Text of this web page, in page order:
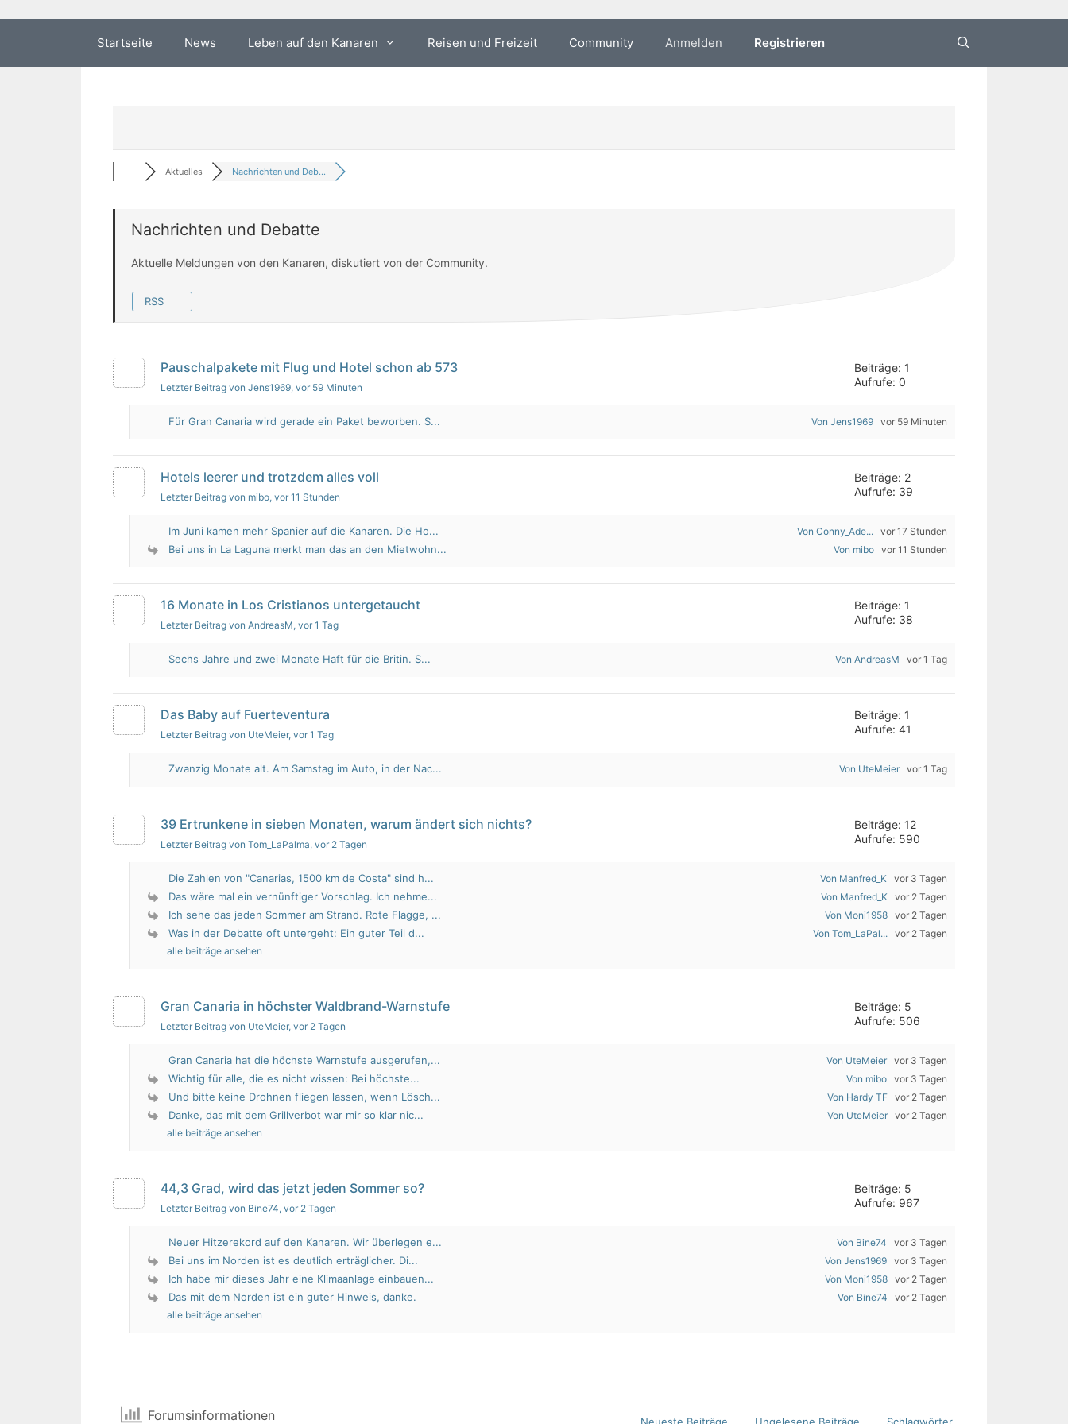
Startseite News Leben auf den Kanaren Reisen und Freizeit Community Anmelden Registrieren
Aktuelles Nachrichten und Deb...
Nachrichten und Debatte
Aktuelle Meldungen von den Kanaren, diskutiert von der Community.
RSS
Pauschalpakete mit Flug und Hotel schon ab 573
Letzter Beitrag von Jens1969, vor 59 Minuten
Beiträge: 1
Aufrufe: 0
Für Gran Canaria wird gerade ein Paket beworben. S... Von Jens1969 vor 59 Minuten
Hotels leerer und trotzdem alles voll
Letzter Beitrag von mibo, vor 11 Stunden
Beiträge: 2
Aufrufe: 39
Im Juni kamen mehr Spanier auf die Kanaren. Die Ho... Von Conny_Ade... vor 17 Stunden
Bei uns in La Laguna merkt man das an den Mietwohn... Von mibo vor 11 Stunden
16 Monate in Los Cristianos untergetaucht
Letzter Beitrag von AndreasM, vor 1 Tag
Beiträge: 1
Aufrufe: 38
Sechs Jahre und zwei Monate Haft für die Britin. S... Von AndreasM vor 1 Tag
Das Baby auf Fuerteventura
Letzter Beitrag von UteMeier, vor 1 Tag
Beiträge: 1
Aufrufe: 41
Zwanzig Monate alt. Am Samstag im Auto, in der Nac... Von UteMeier vor 1 Tag
39 Ertrunkene in sieben Monaten, warum ändert sich nichts?
Letzter Beitrag von Tom_LaPalma, vor 2 Tagen
Beiträge: 12
Aufrufe: 590
Die Zahlen von "Canarias, 1500 km de Costa" sind h... Von Manfred_K vor 3 Tagen
Das wäre mal ein vernünftiger Vorschlag. Ich nehme... Von Manfred_K vor 2 Tagen
Ich sehe das jeden Sommer am Strand. Rote Flagge, ... Von Moni1958 vor 2 Tagen
Was in der Debatte oft untergeht: Ein guter Teil d... Von Tom_LaPal... vor 2 Tagen
alle beiträge ansehen
Gran Canaria in höchster Waldbrand-Warnstufe
Letzter Beitrag von UteMeier, vor 2 Tagen
Beiträge: 5
Aufrufe: 506
Gran Canaria hat die höchste Warnstufe ausgerufen,... Von UteMeier vor 3 Tagen
Wichtig für alle, die es nicht wissen: Bei höchste... Von mibo vor 3 Tagen
Und bitte keine Drohnen fliegen lassen, wenn Lösch... Von Hardy_TF vor 2 Tagen
Danke, das mit dem Grillverbot war mir so klar nic... Von UteMeier vor 2 Tagen
alle beiträge ansehen
44,3 Grad, wird das jetzt jeden Sommer so?
Letzter Beitrag von Bine74, vor 2 Tagen
Beiträge: 5
Aufrufe: 967
Neuer Hitzerekord auf den Kanaren. Wir überlegen e... Von Bine74 vor 3 Tagen
Bei uns im Norden ist es deutlich erträglicher. Di... Von Jens1969 vor 3 Tagen
Ich habe mir dieses Jahr eine Klimaanlage einbauen... Von Moni1958 vor 2 Tagen
Das mit dem Norden ist ein guter Hinweis, danke. Von Bine74 vor 2 Tagen
alle beiträge ansehen
Forumsinformationen